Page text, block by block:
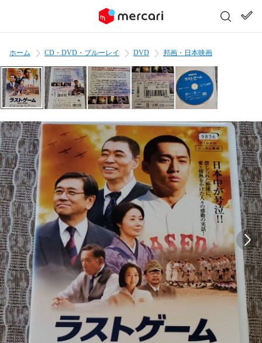
ホーム CD・DVD・ブルーレイ DVD 邦画・日本映画